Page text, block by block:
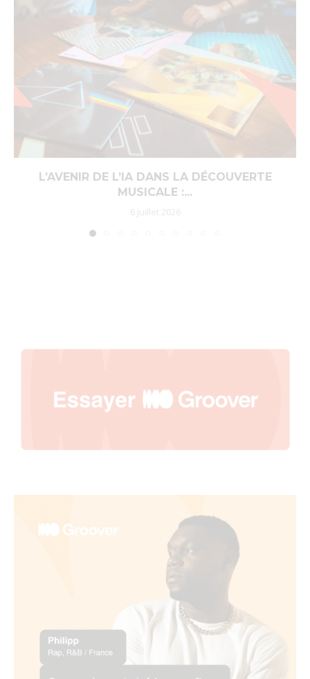
L’AVENIR DE L’IA DANS LA DÉCOUVERTE
MUSICALE :...
6 juillet 2026